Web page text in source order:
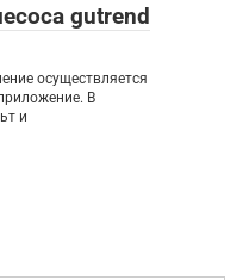
gutrend
осуществляется
В
и